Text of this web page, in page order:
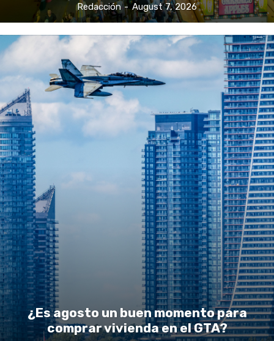
Redacción - August 7, 2026
¿Es agosto un buen momento para
comprar vivienda en el GTA?